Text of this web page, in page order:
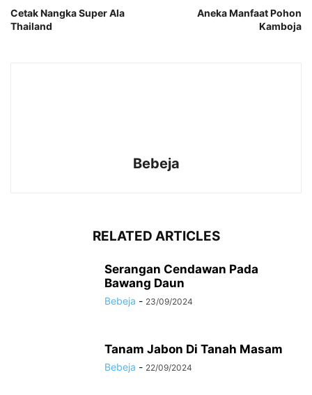
Cetak Nangka Super Ala
Thailand
Aneka Manfaat Pohon
Kamboja
Bebeja
RELATED ARTICLES
Serangan Cendawan Pada
Bawang Daun
Bebeja - 23/09/2024
Tanam Jabon Di Tanah Masam
Bebeja - 22/09/2024